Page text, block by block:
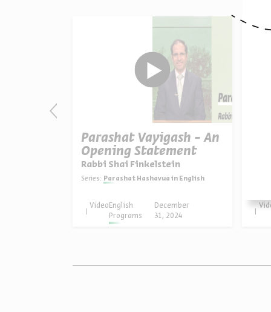
Parashat Vayigash - An
Opening Statement
Rabbi Shai Finkelstein
Series: Parashat Hashavua in English
English
Programs
Video
December
31, 2024